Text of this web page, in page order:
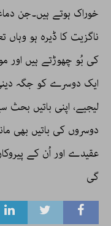
خوراک ہوتے ہیں۔جن
ناگزیت کا ڈیرہ ہو
کی بُو چھوڑتے ہیں اور
ایک دوسرے کو جگہ
لیجیے، اپنی باتیں بحث
دوسروں کی باتیں بھی
عقیدے اور اُن کے
گی